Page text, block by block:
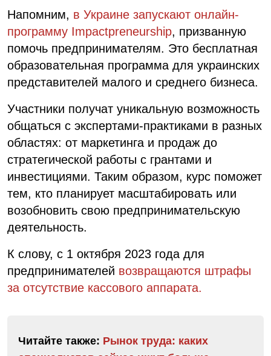
Напомним, в Украине запускают онлайн-
программу Impactpreneurship, призванную
помочь предпринимателям. Это бесплатная
образовательная программа для украинских
представителей малого и среднего бизнеса.
Участники получат уникальную возможность
общаться с экспертами-практиками в разных
областях: от маркетинга и продаж до
стратегической работы с грантами и
инвестициями. Таким образом, курс поможет
тем, кто планирует масштабировать или
возобновить свою предпринимательскую
деятельность.
К слову, с 1 октября 2023 года для
предпринимателей возвращаются штрафы
за отсутствие кассового аппарата.
Читайте также: Рынок труда: каких